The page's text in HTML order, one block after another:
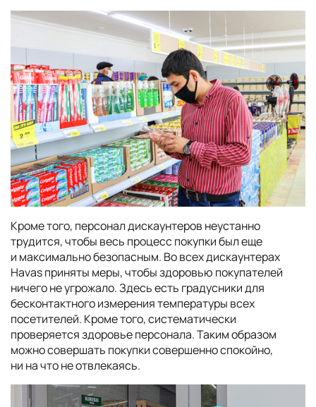
Кроме того, персонал дискаунтеров неустанно
трудится, чтобы весь процесс покупки был еще
и максимально безопасным. Во всех дискаунтерах
Havas приняты меры, чтобы здоровью покупателей
ничего не угрожало. Здесь есть градусники для
бесконтактного измерения температуры всех
посетителей. Кроме того, систематически
проверяется здоровье персонала. Таким образом
можно совершать покупки совершенно спокойно,
ни на что не отвлекаясь.